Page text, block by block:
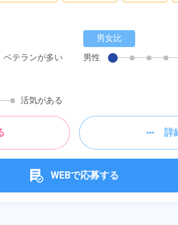
ベテランが多い
男女比
男性
活気がある
詳
WEBで応募する